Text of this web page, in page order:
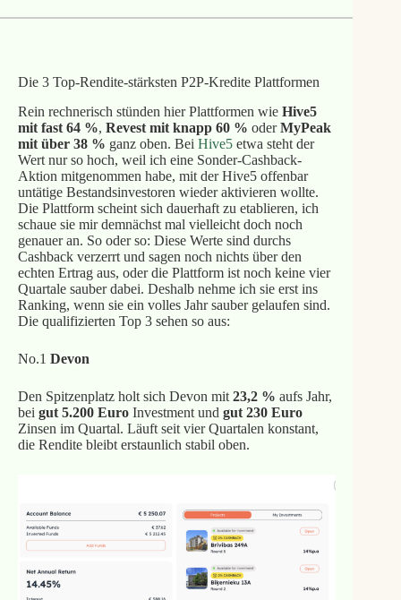
Die 3 Top-Rendite-stärksten P2P-Kredite Plattformen
Rein rechnerisch stünden hier Plattformen wie Hive5
mit fast 64 %, Revest mit knapp 60 % oderMyPeak
mit über 38 % ganz oben. Bei Hive5etwa steht der
Wert nur so hoch, weil ich eine Sonder-Cashback-
Aktion mitgenommen habe, mit der Hive5 offenbar
untätige Bestandsinvestoren wieder aktivieren wollte.
Die Plattform scheint sich dauerhaft zu etablieren, ich
schaue sie mir demnächst mal vielleicht doch noch
genauer an. So oder so: Diese Werte sind durchs
Cashback verzerrt und sagen noch nichts über den
echten Ertrag aus, oder die Plattform ist noch keine vier
Quartale sauber dabei. Deshalb nehme ich sie erst ins
Ranking, wenn sie ein volles Jahr sauber gelaufen sind.
Die qualifizierten Top 3 sehen so aus:
No.1 Devon
Den Spitzenplatz holt sich Devon mit 23,2 % aufs Jahr,
bei gut 5.200 EuroInvestment und gut 230 Euro
Zinsen im Quartal. Läuft seit vier Quartalen konstant,
die Rendite bleibt erstaunlich stabil oben.